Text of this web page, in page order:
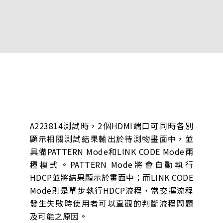
A223814測試時，2個HDMI端口可同時各別
顯示相關測試結果輸出於待測物畫面中，並
具備PATTERN Mode和LINK CODE Mode兩
種模式。PATTERN Mode將會自動執行
HDCP並將結果顯示於畫面中；而LINK CODE
Mode則是單步執行HDCP流程，當交握流程
發生失敗時使用者可以直觀的判斷流程問題
及可能之原因。